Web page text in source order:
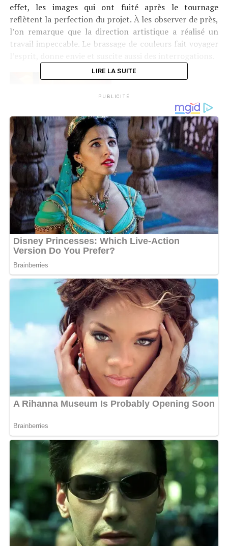
effet, les images qui ont fuité après le tournage
reflètent la perfection du projet. À les observer de près,
l’on remarque que la direction artistique a réalisé un
travail impeccable. Le brassage de couleurs fait voyager
Il faut préciser que sur les images, l’on remarque de
façon exhaustive qu’il s’agit d’une chanson d’amour. Une
histoire d’amour entre deux êtres qui ont décidé de vivre
leur passion. À préciser que ce clip a été tourné à la
plage. Un bel endroit pour célébrer l’amour à deux, loin
des caméras et des bruits de la ville. Le clip de la
chanson risque de faire carton plein sur YouTube dès sa
sortie. Déjà prête, les deux artistes n’ont pourtant pas
encore communiqué sur sa date de sortie.
Cette collaboration entre Fetty Ndoss et Creol suscite
déjà une vive impatience chez les fans. Les clichés
LIRE LA SUITE
PUBLICITÉ